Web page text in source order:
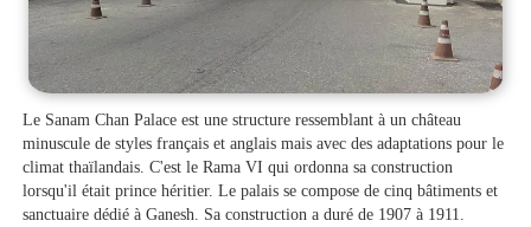
Le Sanam Chan Palace est une structure ressemblant à un château
minuscule de styles français et anglais mais avec des adaptations pour le
climat thaïlandais. C'est le Rama VI qui ordonna sa construction
lorsqu'il était prince héritier. Le palais se compose de cinq bâtiments et
sanctuaire dédié à Ganesh. Sa construction a duré de 1907 à 1911.